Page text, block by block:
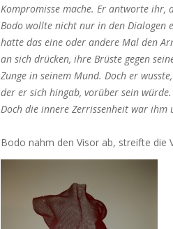
Kompromisse mache. Er antworte ihr,
Bodo wollte nicht nur in den Dialogen
hatte das eine oder andere Mal den
an sich drücken, ihre Brüste gegen
Zunge in seinem Mund. Doch er
der er sich hingab, vorüber sein
Doch die innere Zerrissenheit war ihm
Bodo nahm den Visor ab, streifte die